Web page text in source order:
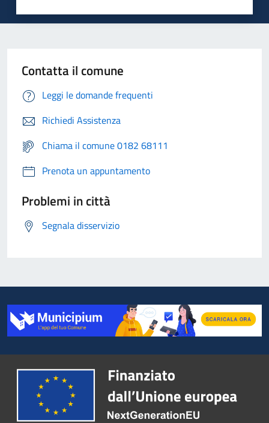
Contatta il comune
Leggi le domande frequenti
Richiedi Assistenza
Chiama il comune 0182 68111
Prenota un appuntamento
Problemi in città
Segnala disservizio